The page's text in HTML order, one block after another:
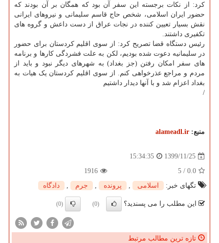
کرد: از نکات برجسته این سفر آن بود که همگان بر آن بودند که
حضور ایران اسلامی، شخص حاج قاسم سلیمانی و نیروهای ایرانی
نقش بسیار تعیین کننده در نجات عراق از دست داعش و گروه های
تکفیری داشتند.
رئیس دستگاه قضا تصریح کرد: از سوی اقلیم کردستان برای حضور
در سلیمانیه دعوت شده بودیم، لکن به علت فشردگی کارها و برنامه
های سفر امکان رفتن (جز بغداد) به شهرهای دیگر نبود و باید از
مردم و مراجع عذرخواهی کنم. از سوی اقلیم کردستان یک هیات به
بغداد اعزام شد و با آنها دیدار داشتیم
/
منبع: alameadl.ir
1399/11/25
15:34:35
0.0
/
5
1916
تگهای خبر:
اسلامی , پرونده , جرم , دادگاه
این مطلب را می پسندید؟ (0)
(0)
تازه ترین مطالب مرتبط